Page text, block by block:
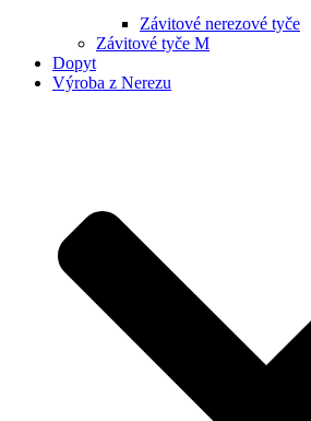
Závitové nerezové tyče
Závitové tyče M
Dopyt
Výroba z Nerezu